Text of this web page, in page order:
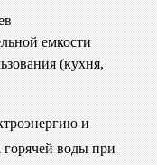
емкости
(кухня,
и
горячей воды при